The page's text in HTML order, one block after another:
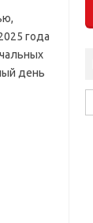
года
день